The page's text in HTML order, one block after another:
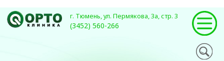
(3452) 560-266